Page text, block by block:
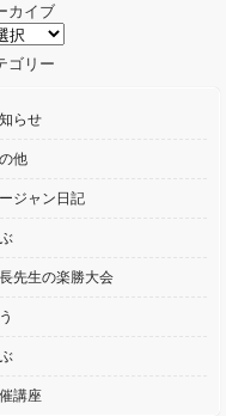
カイブ
ゴリー
らせ
他
ジャン日記
先生の楽勝大会
講座